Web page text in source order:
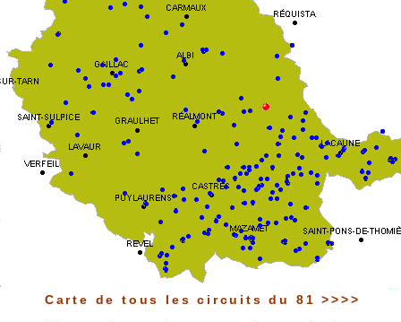
Carte de tous les circuits du 81 >>>>